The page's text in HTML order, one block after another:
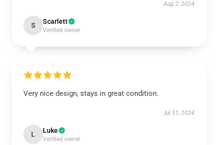
Aug 2, 2024
S Scarlett
Verified owner
Very nice design, stays in great condition.
Jul 31, 2024
L Luke
Verified owner